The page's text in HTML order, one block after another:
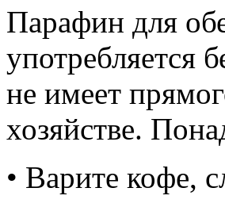
Парафин для
употребляется
не имеет
хозяйстве.
• Варите кофе,